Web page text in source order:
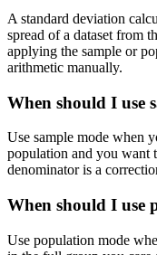
A standard deviation
spread of a dataset from
applying the sample or
arithmetic manually.
When should I use
Use sample mode when
population and you want
denominator is a
When should I use
Use population mode